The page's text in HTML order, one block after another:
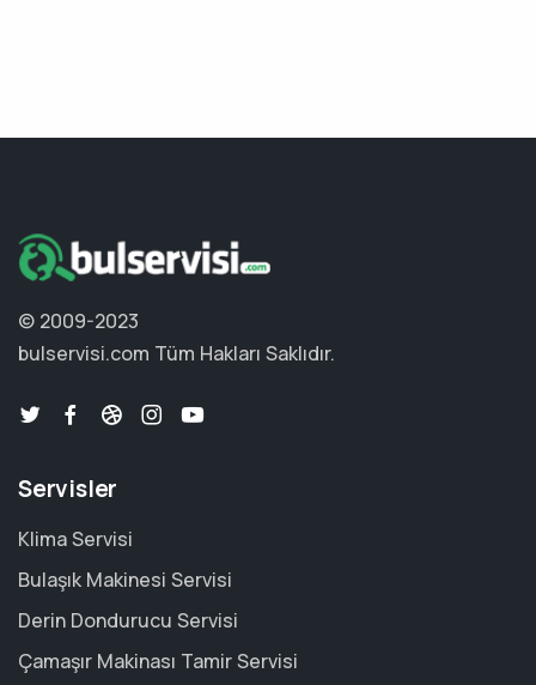
© 2009-2023
bulservisi.com Tüm Hakları Saklıdır.
Servisler
Klima Servisi
Bulaşık Makinesi Servisi
Derin Dondurucu Servisi
Çamaşır Makinası Tamir Servisi